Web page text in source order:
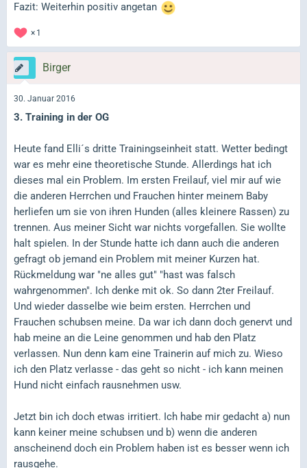
Fazit: Weiterhin positiv angetan
1
Birger
30. Januar 2016
3. Training in der OG
Heute fand Elli´s dritte Trainingseinheit statt. Wetter bedingt
war es mehr eine theoretische Stunde. Allerdings hat ich
dieses mal ein Problem. Im ersten Freilauf, viel mir auf wie
die anderen Herrchen und Frauchen hinter meinem Baby
herliefen um sie von ihren Hunden (alles kleinere Rassen) zu
trennen. Aus meiner Sicht war nichts vorgefallen. Sie wollte
halt spielen. In der Stunde hatte ich dann auch die anderen
gefragt ob jemand ein Problem mit meiner Kurzen hat.
Rückmeldung war "ne alles gut" "hast was falsch
wahrgenommen". Ich denke mit ok. So dann 2ter Freilauf.
Und wieder dasselbe wie beim ersten. Herrchen und
Frauchen schubsen meine. Da war ich dann doch genervt und
hab meine an die Leine genommen und hab den Platz
verlassen. Nun denn kam eine Trainerin auf mich zu. Wieso
ich den Platz verlasse - das geht so nicht - ich kann meinen
Hund nicht einfach rausnehmen usw.
Jetzt bin ich doch etwas irritiert. Ich habe mir gedacht a) nun
kann keiner meine schubsen und b) wenn die anderen
anscheinend doch ein Problem haben ist es besser wenn ich
rausgehe.